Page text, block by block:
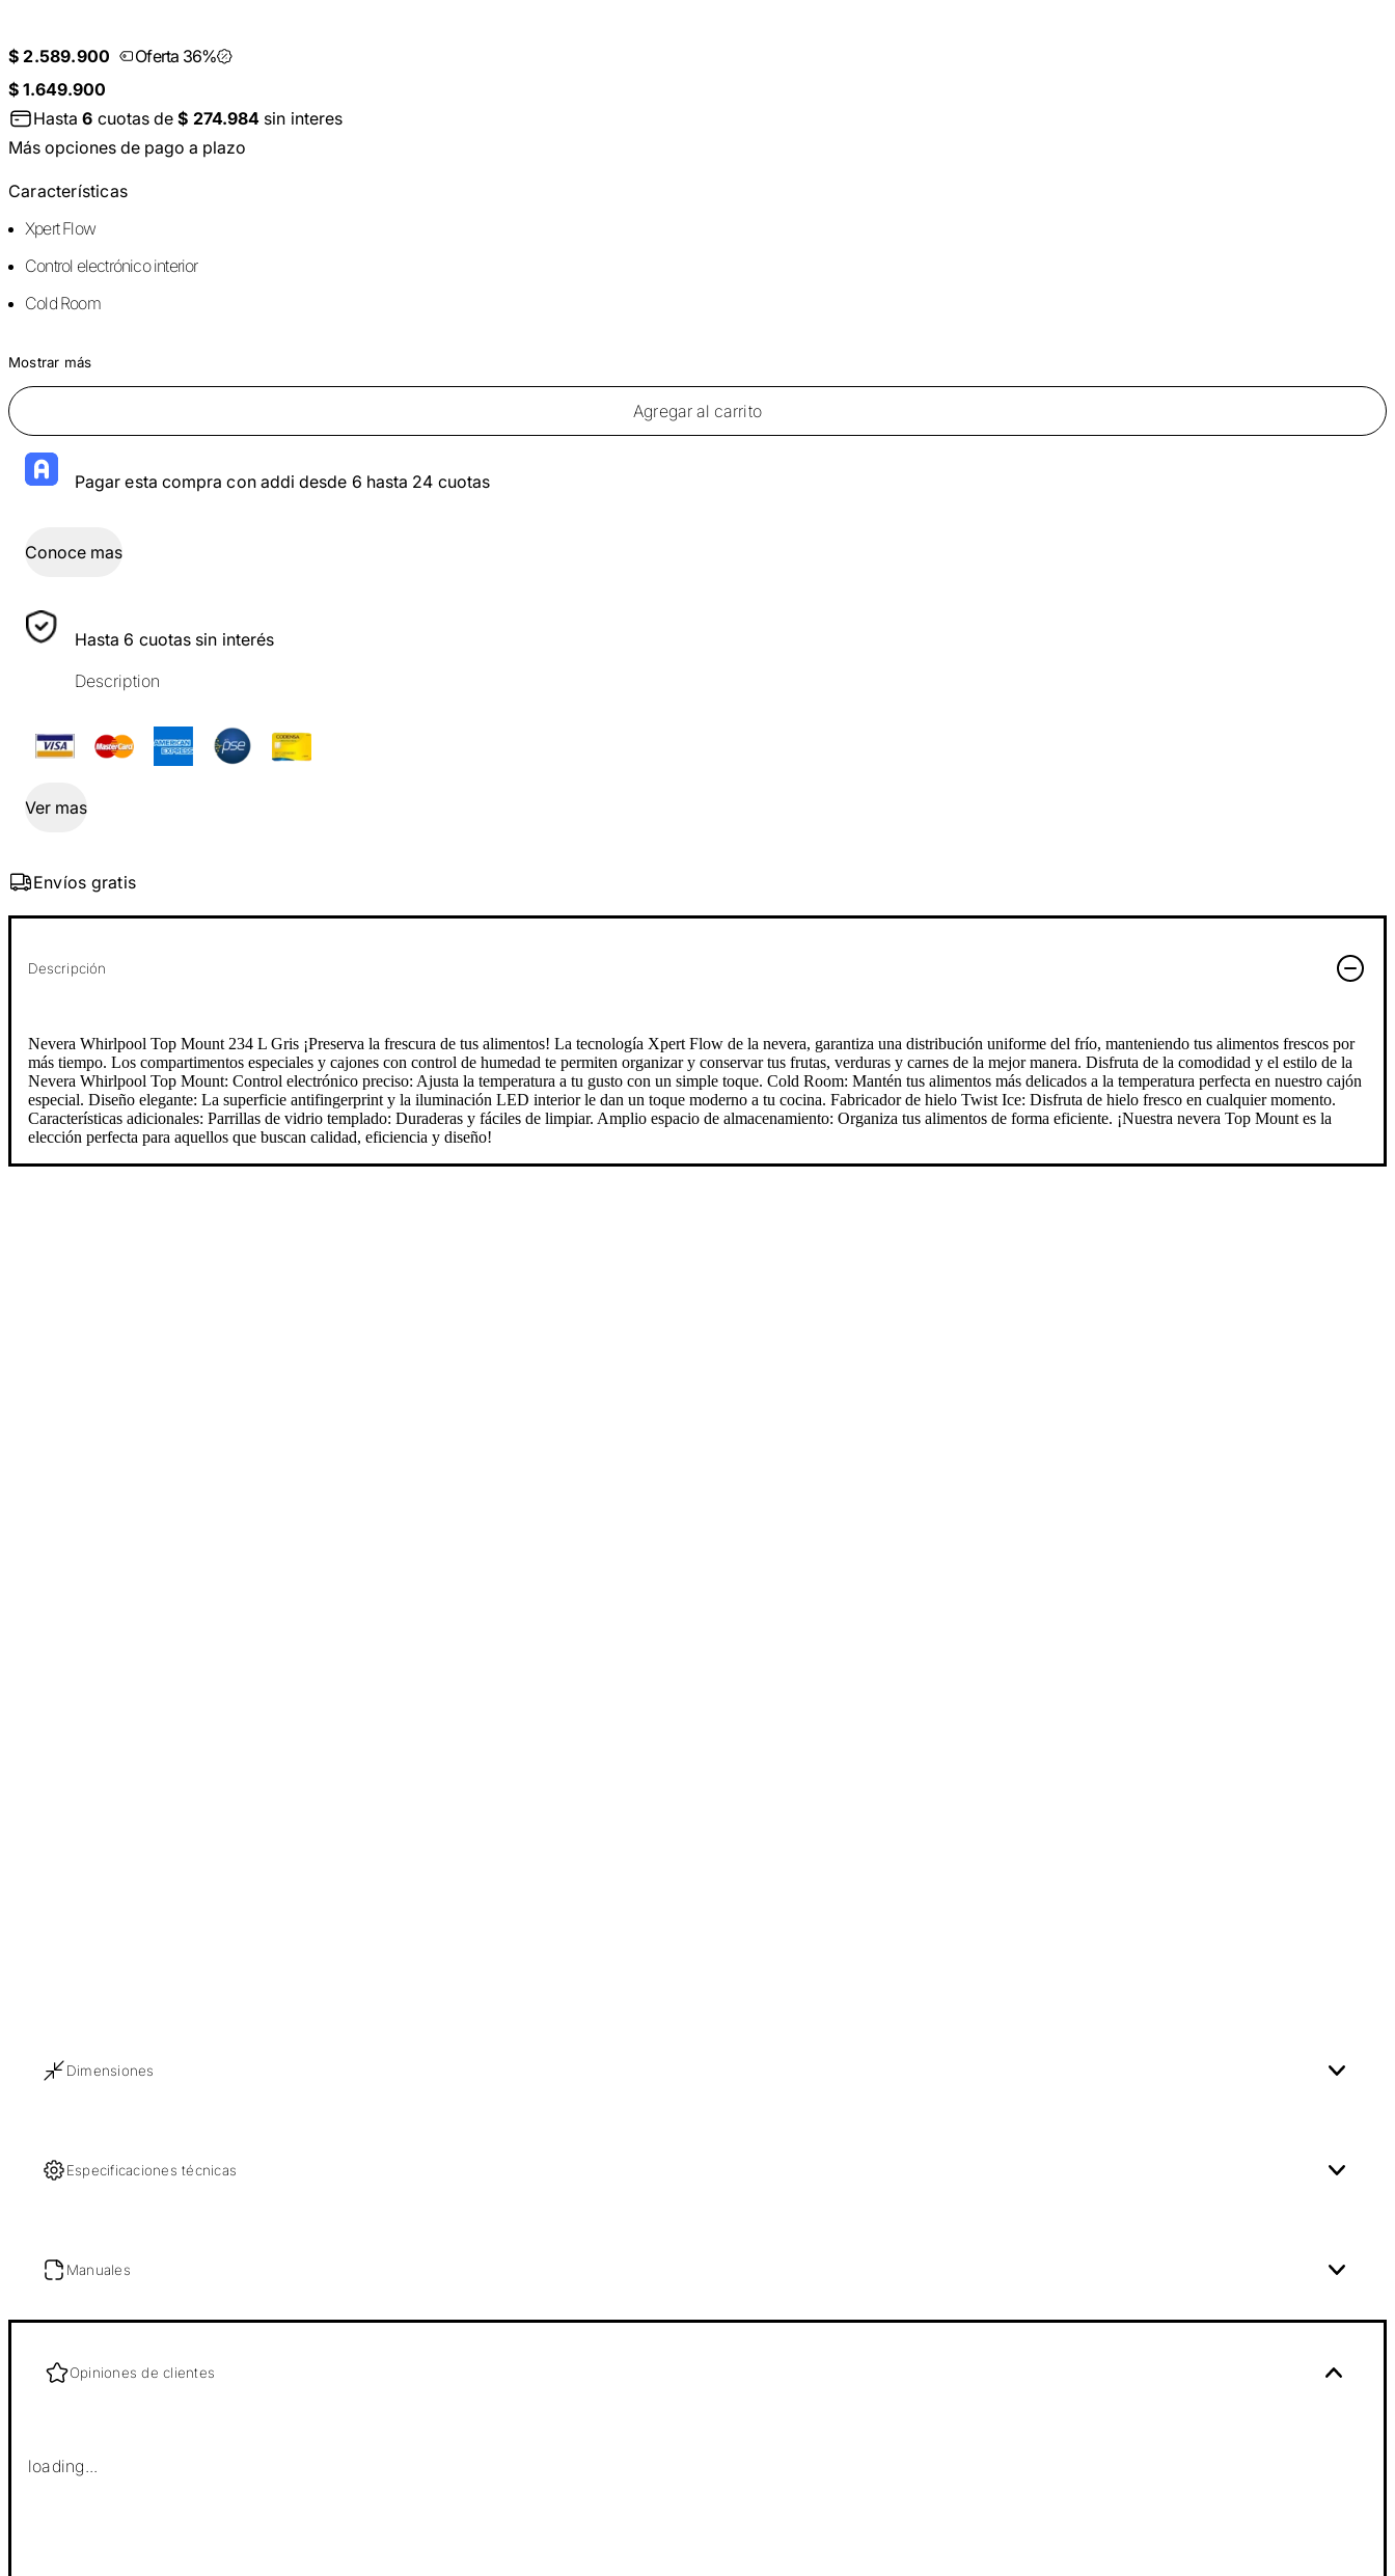
$ 2.589.900
Oferta 36%
$ 1.649.900
Hasta6 cuotas de$ 274.984 sin interes
Más opciones de pago a plazo
Características
Xpert Flow
Control electrónico interior
Cold Room
Mostrar más
Agregar al carrito
Pagar esta compra con addi desde 6 hasta 24 cuotas
Conoce mas
Hasta 6 cuotas sin interés
Description
Ver mas
Envíos gratis
Descripción
Nevera Whirlpool Top Mount 234 L Gris ¡Preserva la frescura de tus alimentos! La tecnología Xpert Flow de la nevera, garantiza una distribución uniforme del frío, manteniendo tus alimentos frescos por
más tiempo. Los compartimentos especiales y cajones con control de humedad te permiten organizar y conservar tus frutas, verduras y carnes de la mejor manera. Disfruta de la comodidad y el estilo de la
Nevera Whirlpool Top Mount: Control electrónico preciso: Ajusta la temperatura a tu gusto con un simple toque. Cold Room: Mantén tus alimentos más delicados a la temperatura perfecta en nuestro cajón
especial. Diseño elegante: La superficie antifingerprint y la iluminación LED interior le dan un toque moderno a tu cocina. Fabricador de hielo Twist Ice: Disfruta de hielo fresco en cualquier momento.
Características adicionales: Parrillas de vidrio templado: Duraderas y fáciles de limpiar. Amplio espacio de almacenamiento: Organiza tus alimentos de forma eficiente. ¡Nuestra nevera Top Mount es la
elección perfecta para aquellos que buscan calidad, eficiencia y diseño!
Dimensiones
Especificaciones técnicas
Manuales
Opiniones de clientes
loading...